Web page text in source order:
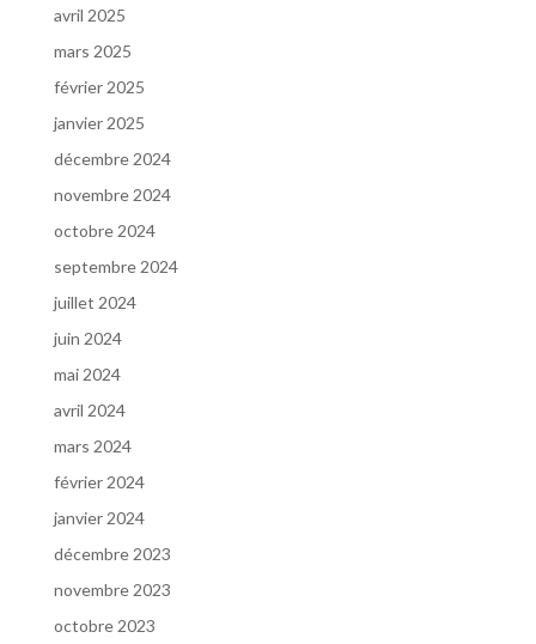
avril 2025
mars 2025
février 2025
janvier 2025
décembre 2024
novembre 2024
octobre 2024
septembre 2024
juillet 2024
juin 2024
mai 2024
avril 2024
mars 2024
février 2024
janvier 2024
décembre 2023
novembre 2023
octobre 2023